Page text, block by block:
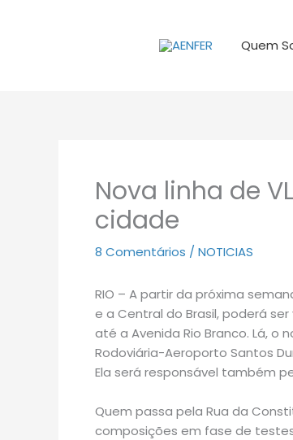
Quem
Nova linha de
cidade
8 Comentários / NOTICIAS
RIO – A partir da próxima
e a Central do Brasil, poderá
até a Avenida Rio Branco. Lá, o
Rodoviária-Aeroporto Santos
Ela será responsável também
Quem passa pela Rua da
composições em fase de